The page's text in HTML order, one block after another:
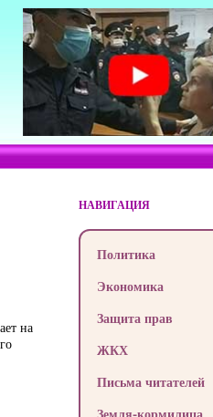
на
НАВИГАЦИЯ
Политика
Экономика
Защита прав
ЖКХ
Письма читателей